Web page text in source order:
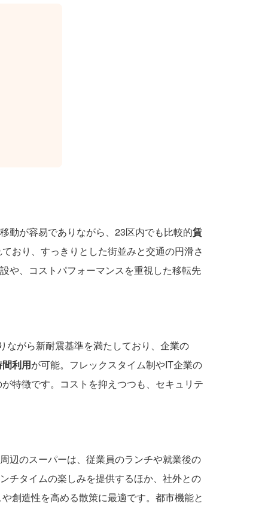
動が容易でありながら、23区内でも比較的賃
おり、すっきりとした街並みと交通の円滑さ
や、コストパフォーマンスを重視した移転先
ながら新耐震基準を満たしており、企業の
利用が可能。フレックスタイム制やIT企業の
特徴です。コストを抑えつつも、セキュリテ
辺のスーパーは、従業員のランチや就業後の
チタイムの楽しみを提供するほか、社外との
創造性を高める散策に最適です。都市機能と